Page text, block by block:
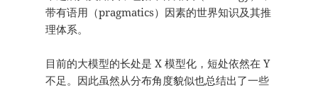
带有语用（pragmatics）因素的世界知识及其推
理体系。
目前的大模型的长处是 X 模型化，短处依然在 Y
不足。因此虽然从分布角度貌似也总结出了一些